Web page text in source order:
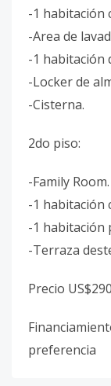
-1 habitación
-Area de
-1 habitación
-Locker de
-Cisterna.
2do piso:
-Family Room.
-1 habitación
-1 habitación
-Terraza
Precio
preferencia